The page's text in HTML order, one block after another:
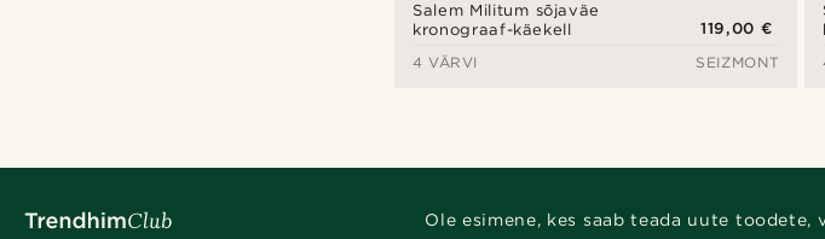
Salem Militum sõjaväe
kronograaf-käekell
119,00 €
4 VÄRVI
SEIZMONT
Ole esimene, kes saab teada uute